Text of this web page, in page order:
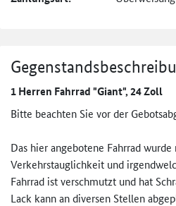
1 Herren Fahrrad "Giant", 24 Zoll
Bitte beachten Sie vor der
Das hier angebotene Fahrrad
Verkehrstauglichkeit und
Fahrrad ist verschmutzt und hat
Lack kann an diversen Stellen